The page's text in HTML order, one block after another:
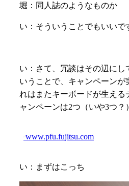
堀：同人誌のようなものか
い：そういうことでもいいで
い： さて、冗談はその辺にし
いうことで、 キャンペーンが
れはまたキーボードが生える
ャンペーンは2つ（いや3つ？
www.pfu.fujitsu.com
い：まずはこっち